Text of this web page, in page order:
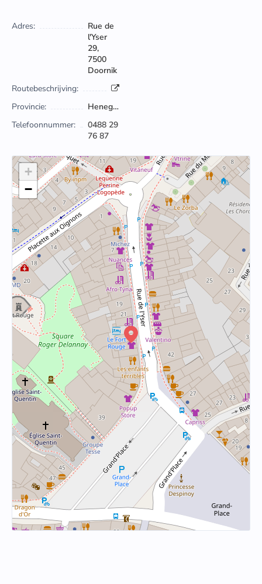
Adres:
Rue de
l'Yser
29,
7500
Doornik
Routebeschrijving:
Provincie:
Henegouwen
Telefoonnummer:
0488 29
76 87
+
−